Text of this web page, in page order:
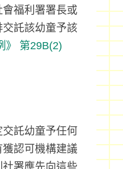
福利署署長或
託該幼童予該
》
第29B(2)
託幼童予任何
認可機構建議
署應先向這些